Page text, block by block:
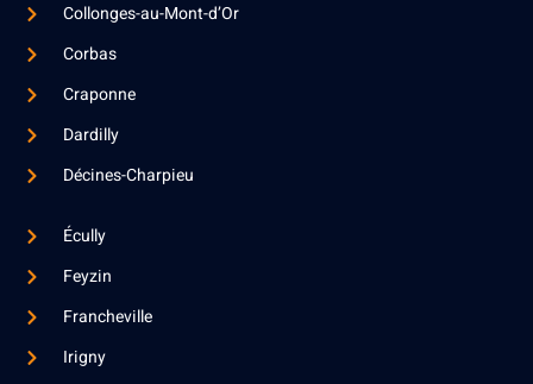
Collonges-au-Mont-d’Or
Corbas
Craponne
Dardilly
Décines-Charpieu
Écully
Feyzin
Francheville
Irigny